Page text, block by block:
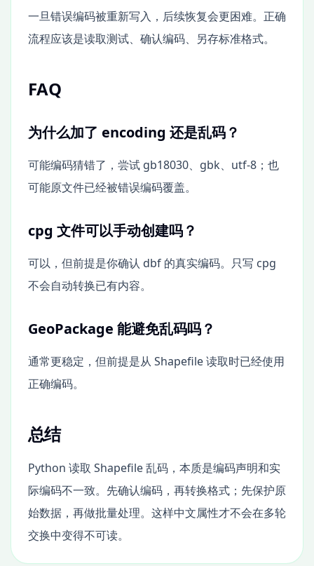
一旦错误编码被重新写入，后续恢复会更困难。正确
流程应该是读取测试、确认编码、另存标准格式。
FAQ
为什么加了 encoding 还是乱码？
可能编码猜错了，尝试 gb18030、gbk、utf-8；也
可能原文件已经被错误编码覆盖。
cpg 文件可以手动创建吗？
可以，但前提是你确认 dbf 的真实编码。只写 cpg
不会自动转换已有内容。
GeoPackage 能避免乱码吗？
通常更稳定，但前提是从 Shapefile 读取时已经使用
正确编码。
总结
Python 读取 Shapefile 乱码，本质是编码声明和实
际编码不一致。先确认编码，再转换格式；先保护原
始数据，再做批量处理。这样中文属性才不会在多轮
交换中变得不可读。